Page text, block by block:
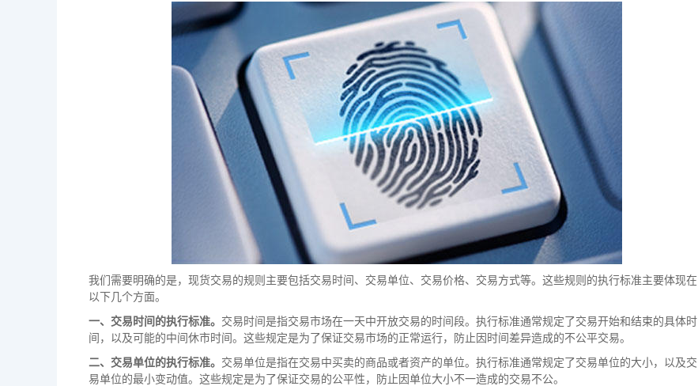
我们需要明确的是，现货交易的规则主要包括交易时间、交易单位、交易价格、交易方式等。这些规则的执行标准主要体现在
以下几个方面。
一、交易时间的执行标准。 交易时间是指交易市场在一天中开放交易的时间段。执行标准通常规定了交易开始和结束的具体时
间，以及可能的中间休市时间。这些规定是为了保证交易市场的正常运行，防止因时间差异造成的不公平交易。
二、交易单位的执行标准。 交易单位是指在交易中买卖的商品或者资产的单位。执行标准通常规定了交易单位的大小，以及交
易单位的最小变动值。这些规定是为了保证交易的公平性，防止因单位大小不一造成的交易不公。